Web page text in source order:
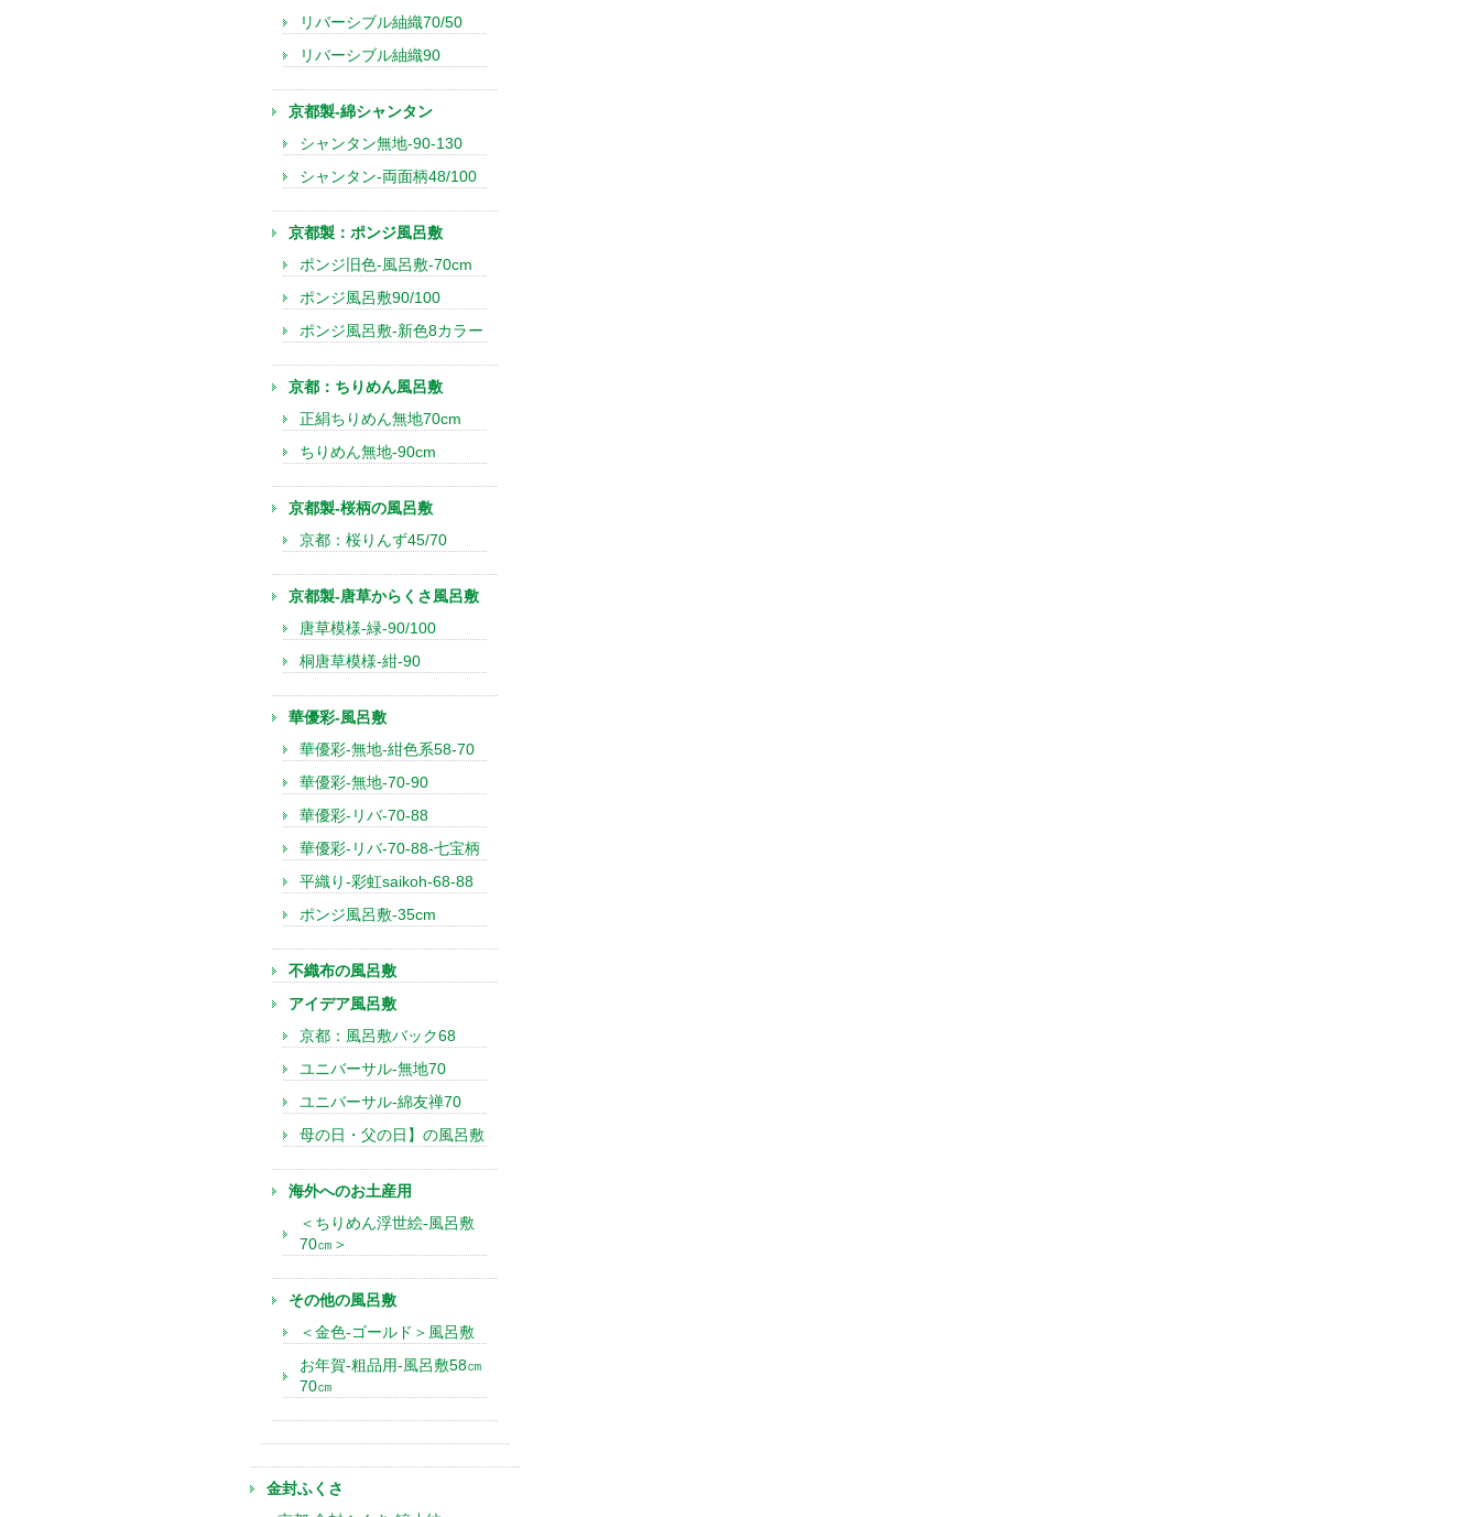
リバーシブル紬織70/50
リバーシブル紬織90
京都製-綿シャンタン
シャンタン無地-90-130
シャンタン-両面柄48/100
京都製：ポンジ風呂敷
ポンジ旧色-風呂敷-70cm
ポンジ風呂敷90/100
ポンジ風呂敷-新色8カラー
京都：ちりめん風呂敷
正絹ちりめん無地70cm
ちりめん無地-90cm
京都製-桜柄の風呂敷
京都：桜りんず45/70
京都製-唐草からくさ風呂敷
唐草模様-緑-90/100
桐唐草模様-紺-90
華優彩-風呂敷
華優彩-無地-紺色系58-70
華優彩-無地-70-90
華優彩-リバ-70-88
華優彩-リバ-70-88-七宝柄
平織り-彩虹saikoh-68-88
ポンジ風呂敷-35cm
不織布の風呂敷
アイデア風呂敷
京都：風呂敷バック68
ユニバーサル-無地70
ユニバーサル-綿友禅70
母の日・父の日】の風呂敷
海外へのお土産用
＜ちりめん浮世絵-風呂敷
70㎝＞
その他の風呂敷
＜金色-ゴールド＞風呂敷
お年賀-粗品用-風呂敷58㎝
70㎝
金封ふくさ